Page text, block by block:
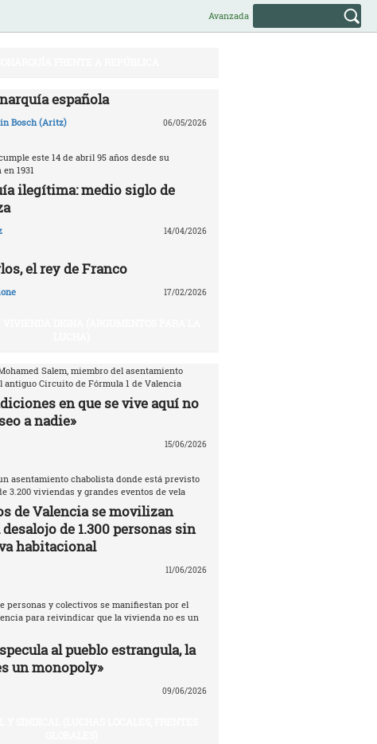
Avanzada
española
Bosch (Aritz) 06/05/2026
este 14 de abril 95 años desde su
1931
ilegítima: medio siglo de
14/04/2026
el rey de Franco
17/02/2026
Salem, miembro del asentamiento
antiguo Circuito de Fórmula 1 de Valencia
en que se vive aquí no
a nadie»
15/06/2026
asentamiento chabolista donde está previsto
3.200 viviendas y grandes eventos de vela
de Valencia se movilizan
de 1.300 personas sin
habitacional
11/06/2026
personas y colectivos se manifiestan por el
para reivindicar que la vivienda no es un
al pueblo estrangula, la
un monopoly»
09/06/2026